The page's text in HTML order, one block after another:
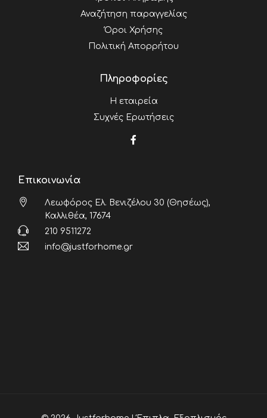
Αναζήτηση παραγγελίας
Όροι Χρήσης
Πολιτική Απορρήτου
Πληροφορίες
Η εταιρεία
Συχνές Ερωτήσεις
Επικοινωνία
Λεωφόρος Ελ. Βενιζέλου 30 (Θησέως),
Καλλιθέα, 17674
210 9511272
info@justforhome.gr